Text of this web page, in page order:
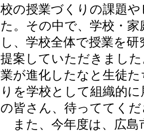
校の授業づくりの課題
た。その中で、学校・
し、学校全体で授業を
提案していただきまし
業が進化したなと生徒
りを学校として組織的
の皆さん、待っててく
また、今年度は、広島